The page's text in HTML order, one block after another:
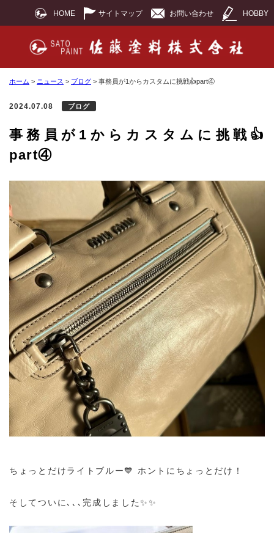
HOME サイトマップ お問い合わせ HOBBY
ホーム > ニュース > ブログ > 事務員が1からカスタムに挑戦👍part④
2024.07.08 ブログ
事務員が1からカスタムに挑戦👍
part④
ちょっとだけライトブルー💙 ホントにちょっとだけ！
そしてついに､､､完成しました✨✨